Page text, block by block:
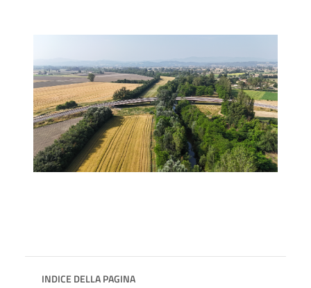
INDICE DELLA PAGINA